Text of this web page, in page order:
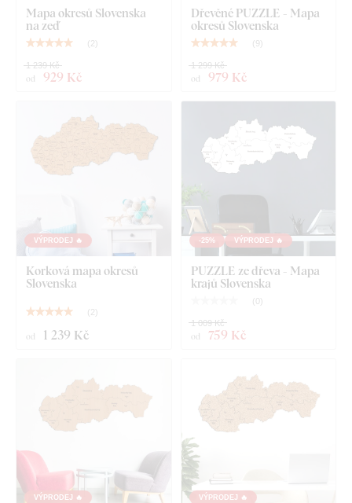
Co najdete v balení?
Mapa Slovenska v polygonálním stylu
Mapa okresů Slovenska
na zeď
( 2)
od 929 Kč
1 239 Kč
Dřevěné PUZZLE - Mapa
okresů Slovenska
( 9 )
od 979 Kč
1 299 Kč
VÝPRODEJ 🔥
Korková mapa okresů
Slovenska
( 2)
od 1 239 Kč
-25% VÝPRODEJ 🔥
PUZZLE ze dřeva - Mapa
krajů Slovenska
( 0)
od 759 Kč
1 009 Kč
VÝPRODEJ 🔥 VÝPRODEJ 🔥